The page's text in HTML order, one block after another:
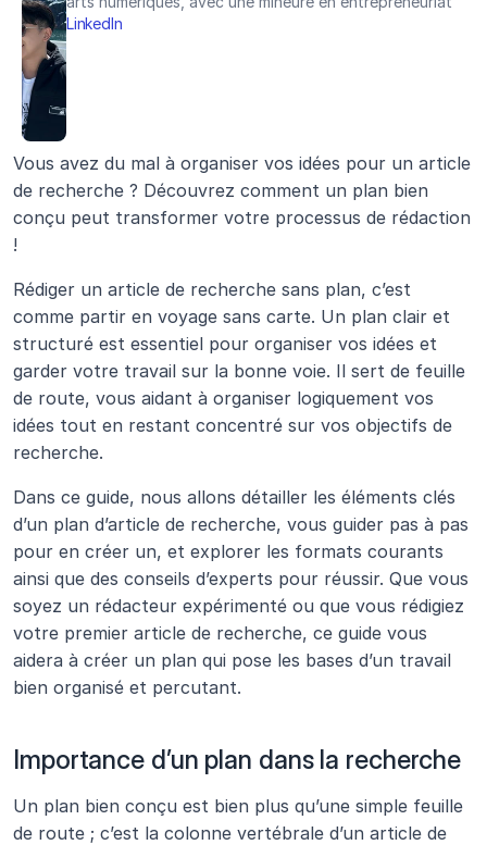
LinkedIn
Vous avez du mal à organiser vos idées pour un article
de recherche ? Découvrez comment un plan bien
conçu peut transformer votre processus de rédaction
!
Rédiger un article de recherche sans plan, c’est
comme partir en voyage sans carte. Un plan clair et
structuré est essentiel pour organiser vos idées et
garder votre travail sur la bonne voie. Il sert de feuille
de route, vous aidant à organiser logiquement vos
idées tout en restant concentré sur vos objectifs de
recherche.
Dans ce guide, nous allons détailler les éléments clés
d’un plan d’article de recherche, vous guider pas à pas
pour en créer un, et explorer les formats courants
ainsi que des conseils d’experts pour réussir. Que vous
soyez un rédacteur expérimenté ou que vous rédigiez
votre premier article de recherche, ce guide vous
aidera à créer un plan qui pose les bases d’un travail
bien organisé et percutant.
Importance d’un plan dans la recherche
Un plan bien conçu est bien plus qu’une simple feuille
de route ; c’est la colonne vertébrale d’un article de